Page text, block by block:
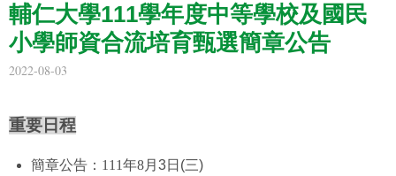
輔仁大學111學年度中等學校及國民
小學師資合流培育甄選簡章公告
2022-08-03
重要日程
簡章公告： 111年8月3日(三)